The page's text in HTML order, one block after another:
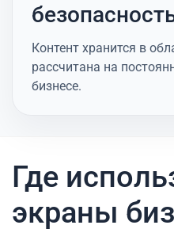
Контент хранится в
рассчитана на
бизнесе.
Где
экраны